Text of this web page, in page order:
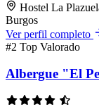
Hostel La
Burgos
Ver perfil completo
#2 Top Valorado
Albergue "El